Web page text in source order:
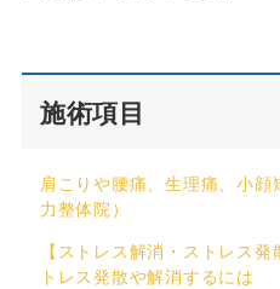
施術項目
肩こりや腰痛、生理痛、小
力整体院）
【ストレス解消・ストレス
トレス発散や解消するには